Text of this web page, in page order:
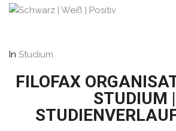
In Studium
FILOFAX
STUDIUM |